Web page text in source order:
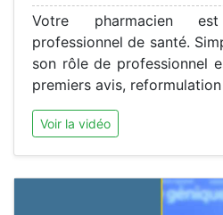
Votre pharmacien
professionnel de santé.
son rôle de professionnel
premiers avis,
Voir la vidéo